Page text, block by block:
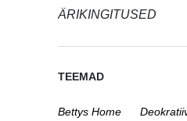
ÄRIKINGITUSED
TEEMAD
Bettys Home